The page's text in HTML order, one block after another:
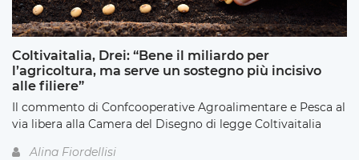
Coltivaitalia, Drei: “Bene il miliardo per
l’agricoltura, ma serve un sostegno più incisivo
alle filiere”
Il commento di Confcooperative Agroalimentare e Pesca al
via libera alla Camera del Disegno di legge Coltivaitalia
Alina Fiordellisi